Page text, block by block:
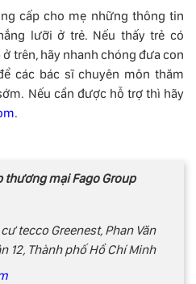
cấp cho mẹ những thông tin
lưỡi ở trẻ. Nếu thấy trẻ có
trên, hãy nhanh chóng đưa con
các bác sĩ chuyên môn thăm
Nếu cần được hỗ trợ thì hãy
.
thương mại Fago Group
tecco Greenest, Phan Văn
12, Thành phố Hồ Chí Minh